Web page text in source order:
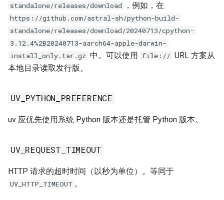
standalone/releases/download
，例如，在
https://github.com/astral-sh/python-build-
standalone/releases/download/20240713/cpython-
3.12.4%2B20240713-aarch64-apple-darwin-
install_only.tar.gz 中。可以使用 file:// URL 方案从
本地目录读取发行版。
UV_PYTHON_PREFERENCE
uv 应优先使用系统 Python 版本还是托管 Python 版本。
UV_REQUEST_TIMEOUT
HTTP 请求的超时时间（以秒为单位）。等同于
UV_HTTP_TIMEOUT 。